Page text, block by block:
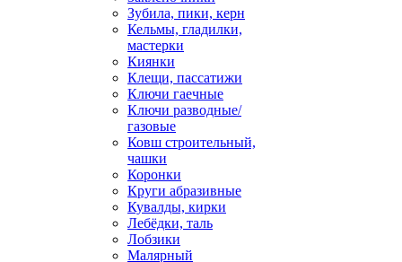
Зубила, пики, керн
Кельмы, гладилки,
мастерки
Киянки
Клещи, пассатижи
Ключи гаечные
Ключи разводные/
газовые
Ковш строительный,
чашки
Коронки
Круги абразивные
Кувалды, кирки
Лебёдки, таль
Лобзики
Малярный